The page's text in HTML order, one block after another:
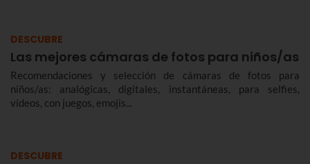
DESCUBRE
Las mejores cámaras de fotos para niños/as
Recomendaciones y selección de cámaras de fotos para
niños/as: analógicas, digitales, instantáneas, para selfies,
vídeos, con juegos, emojis...
DESCUBRE